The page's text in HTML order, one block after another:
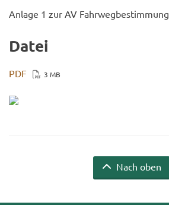
An­la­ge 1 zur AV Fahr­weg­be­stim­mung
Datei
PDF 3 MB
Nach oben